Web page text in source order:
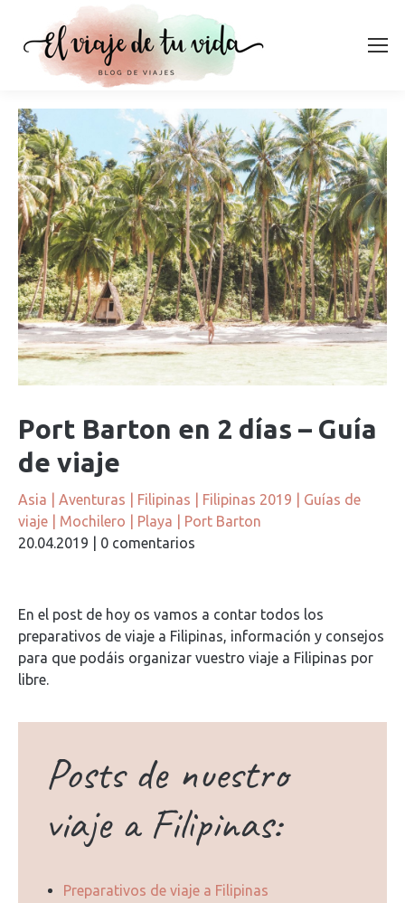
Port Barton en 2 días – Guía
de viaje
Asia Aventuras Filipinas Filipinas 2019
Guías de
viaje
Mochilero Playa
Port Barton
20.04.2019
0 comentarios
En el post de hoy os vamos a contar todos los
preparativos de viaje a Filipinas, información y consejos
para que podáis organizar vuestro viaje a Filipinas por
libre.
Posts de nuestro
viaje a Filipinas:
Preparativos de viaje a Filipinas